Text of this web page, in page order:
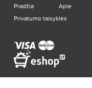
Pradžia Apie
Privatumo taisyklės